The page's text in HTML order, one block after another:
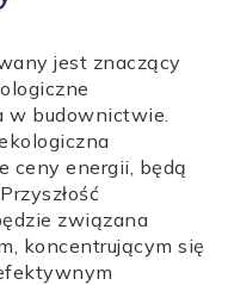
jest znaczący
w budownictwie.
ceny energii, będą
związana
koncentrującym się